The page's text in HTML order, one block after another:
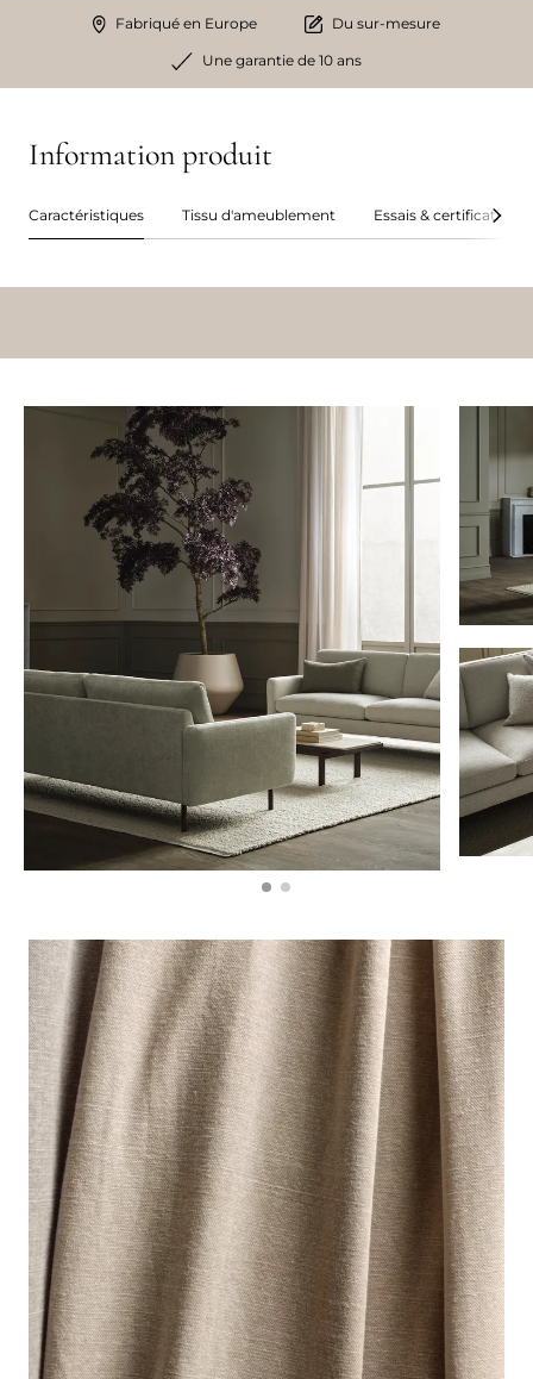
Fabriqué en Europe Du sur-mesure
Une garantie de 10 ans
Information produit
Caractéristiques Tissu d'ameublement Essais & certifications